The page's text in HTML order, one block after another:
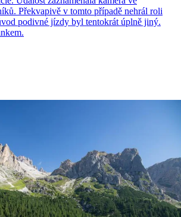
Překvapivě v tomto případě nehrál roli
podivné jízdy byl tentokrát úplně jiný.